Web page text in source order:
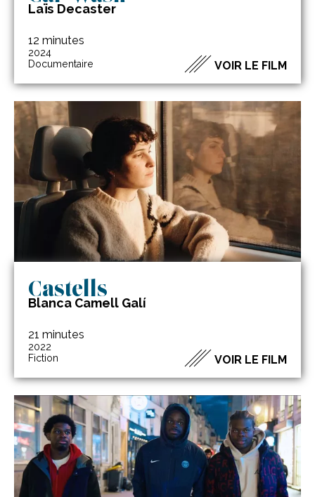
Laïs Decaster
12 minutes
2024
Documentaire
VOIR LE FILM
Castells
Blanca Camell Galí
21 minutes
2022
Fiction
VOIR LE FILM